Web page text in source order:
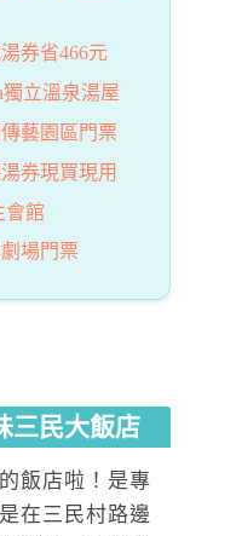
券省466元
獨立溫泉湯屋
藝園區門票
券現買現用
會館
場門票
三民大飯店
飯店啦！是專
在三民村路邊